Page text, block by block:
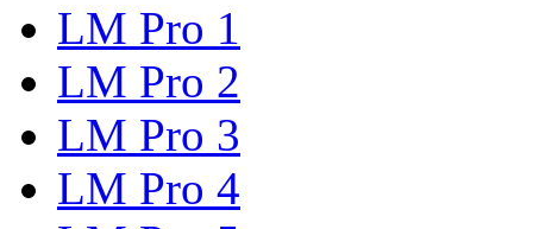
LM Pro 1
LM Pro 2
LM Pro 3
LM Pro 4